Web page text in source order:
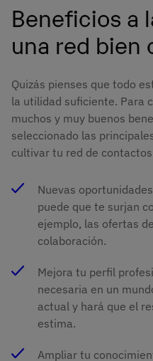
Beneficios a
una red bien
Quizás pienses que todo
la utilidad suficiente. Para
muchos y muy buenos
seleccionado las
cultivar tu red de
Nuevas
puede que te surjan
ejemplo, las ofertas
colaboración.
Mejora tu perfil
necesaria en un
actual y hará que el
estima.
Ampliar tu